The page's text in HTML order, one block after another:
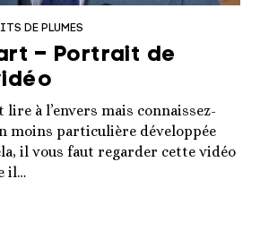
DE PLUMES
– Portrait de
à l’envers mais connaissez-
moins particulière développée
il vous faut regarder cette vidéo
il…